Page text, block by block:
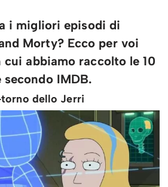
i migliori episodi di
Morty? Ecco per voi
abbiamo raccolto le 10
IMDB.
dello Jerri